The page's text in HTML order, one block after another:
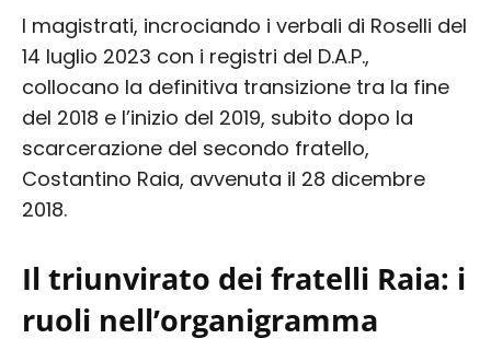
I magistrati, incrociando i verbali di Roselli del
14 luglio 2023 con i registri del D.A.P.,
collocano la definitiva transizione tra la fine
del 2018 e l’inizio del 2019, subito dopo la
scarcerazione del secondo fratello,
Costantino Raia, avvenuta il 28 dicembre
2018.
Il triunvirato dei fratelli Raia: i
ruoli nell’organigramma